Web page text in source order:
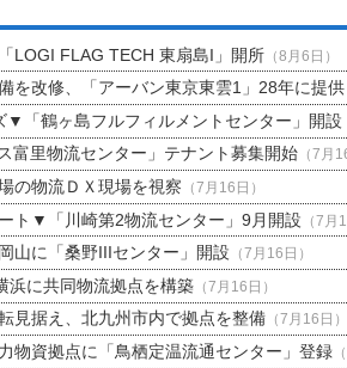
LOGI FLAG TECH 東扇島I」開所（8月6日）
を改修、「アーバン東京東雲1」28年に提供
▼「鶴ヶ島フルフィルメントセンター」開設
富里物流センター」テナント募集開始（7月
の物流ＤＸ現場を視察 （7月16日）
ト▼「川崎第2物流センター」9月開設 （7月
山に「桑野IIIセンター」開設 （7月16日）
浜に共同物流拠点を構築（7月16日）
見据え、北九州市内で拠点を整備（7月16日）
物資拠点に「鳥栖定温流通センター」登録